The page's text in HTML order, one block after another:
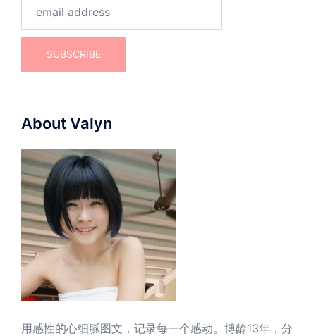
About Valyn
用感性的心细腻图文，记录每一个感动。博龄13年，分